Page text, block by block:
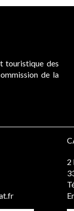
touristique des
de la
2